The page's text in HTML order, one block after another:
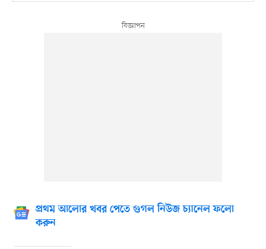
প্রথম আলোর খবর পেতে গুগল নিউজ চ্যানেল ফলো
করুন